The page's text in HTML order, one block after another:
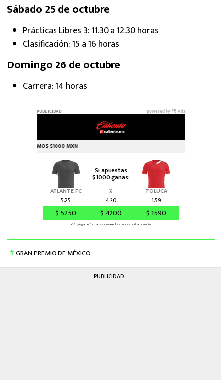
Sábado 25 de octubre
Prácticas Libres 3: 11.30 a 12.30 horas
Clasificación: 15 a 16 horas
Domingo 26 de octubre
Carrera: 14 horas
GRAN PREMIO DE MÉXICO
PUBLICIDAD